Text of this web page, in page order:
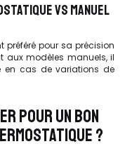
VS MANUEL
préféré pour sa précision
aux modèles manuels, il
en cas de variations de
POUR UN BON
?